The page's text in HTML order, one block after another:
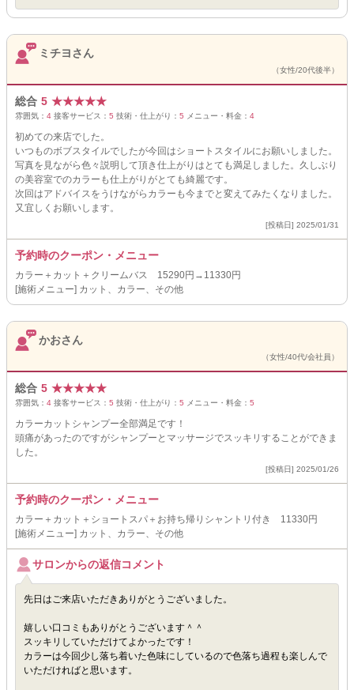
ミチヨさん
（女性/20代後半）
総合 5 ★★★★★
雰囲気： 4 接客サービス： 5 技術・仕上がり： 5 メニュー・料金： 4
初めての来店でした。
いつものボブスタイルでしたが今回はショートスタイルにお願いしました。
写真を見ながら色々説明して頂き仕上がりはとても満足しました。久しぶり
の美容室でのカラーも仕上がりがとても綺麗です。
次回はアドバイスをうけながらカラーも今までと変えてみたくなりました。
又宜しくお願いします。
[投稿日] 2025/01/31
予約時のクーポン・メニュー
カラー＋カット＋クリームバス 15290円→11330円
[施術メニュー] カット、カラー、その他
かおさん
（女性/40代/会社員）
総合 5 ★★★★★
雰囲気： 4 接客サービス： 5 技術・仕上がり： 5 メニュー・料金： 5
カラーカットシャンプー全部満足です！
頭痛があったのですがシャンプーとマッサージでスッキリすることができま
した。
[投稿日] 2025/01/26
予約時のクーポン・メニュー
カラー＋カット＋ショートスパ＋お持ち帰りシャントリ付き 11330円
[施術メニュー] カット、カラー、その他
サロンからの返信コメント
先日はご来店いただきありがとうございました。
嬉しい口コミもありがとうございます＾＾
スッキリしていただけてよかったです！
カラーは今回少し落ち着いた色味にしているので色落ち過程も楽しんで
いただければと思います。